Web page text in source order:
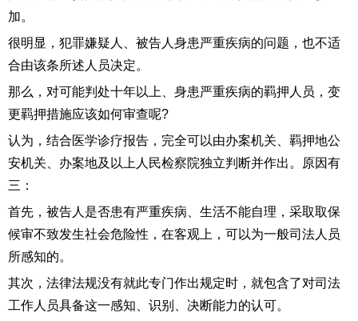
加。
很明显，犯罪嫌疑人、被告人身患严重疾病的问题，也不适
合由该条所述人员决定。
那么，对可能判处十年以上、身患严重疾病的羁押人员，变
更羁押措施应该如何审查呢?
认为，结合医学诊疗报告，完全可以由办案机关、羁押地公
安机关、办案地及以上人民检察院独立判断并作出。原因有
三：
首先，被告人是否患有严重疾病、生活不能自理，采取取保
候审不致发生社会危险性，在客观上，可以为一般司法人员
所感知的。
其次，法律法规没有就此专门作出规定时，就包含了对司法
工作人员具备这一感知、识别、决断能力的认可。